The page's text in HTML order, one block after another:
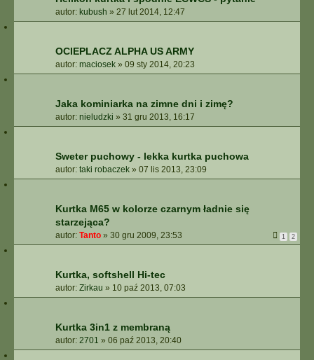
autor: kubush » 27 lut 2014, 12:47
OCIEPLACZ ALPHA US ARMY
autor: maciosek » 09 sty 2014, 20:23
Jaka kominiarka na zimne dni i zimę?
autor: nieludzki » 31 gru 2013, 16:17
Sweter puchowy - lekka kurtka puchowa
autor: taki robaczek » 07 lis 2013, 23:09
Kurtka M65 w kolorze czarnym ładnie się
starzejąca?
autor: Tanto » 30 gru 2009, 23:53 1 2
Kurtka, softshell Hi-tec
autor: Zirkau » 10 paź 2013, 07:03
Kurtka 3in1 z membraną
autor: 2701 » 06 paź 2013, 20:40